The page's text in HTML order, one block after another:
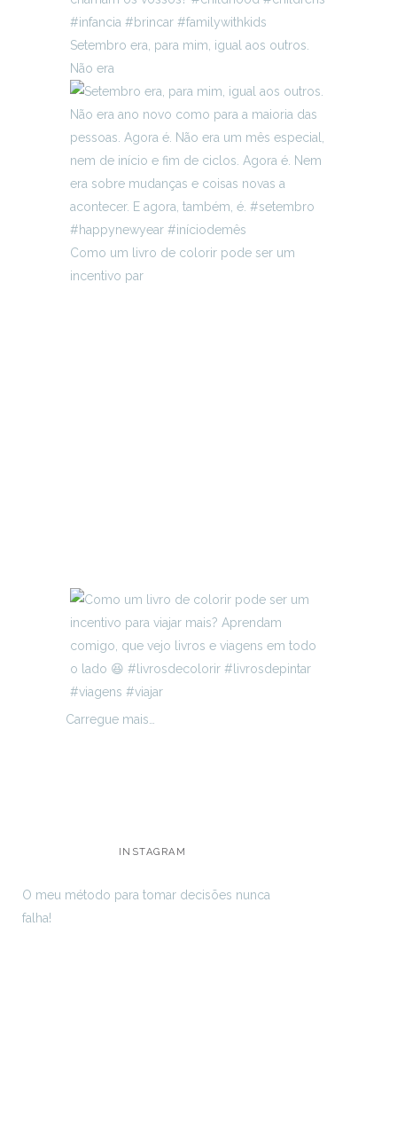
Setembro era, para mim, igual aos outros.
Não era
Como um livro de colorir pode ser um
incentivo par
Carregue mais…
INSTAGRAM
O meu método para tomar decisões nunca
falha!